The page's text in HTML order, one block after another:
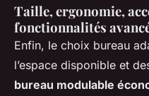
Taille, ergonomie,
fonctionnalités
Enfin, le choix bureau
l’espace disponible et
bureau modulable